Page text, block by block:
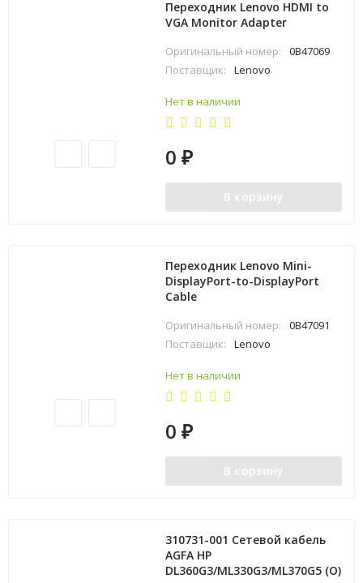
Переходник Lenovo HDMI to
VGA Monitor Adapter
Оригинальный номер:
0B47069
Поставщик:
Lenovo
Нет в наличии
0₽
В корзину
Переходник Lenovo Mini-
DisplayPort-to-DisplayPort
Cable
Оригинальный номер:
0B47091
Поставщик:
Lenovo
Нет в наличии
0₽
В корзину
310731-001 Сетевой кабель
AGFA HP
DL360G3/ML330G3/ML370G5 (O)